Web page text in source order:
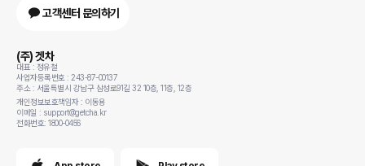
고객센터 문의하기
(주) 겟차
대표 : 정유철
사업자등록번호 : 243-87-00137
주소 : 서울특별시 강남구 삼성로91길 32 10층, 11층, 12층
개인정보보호책임자 : 이동용
이메일 : support@getcha.kr
전화번호: 1800-0456